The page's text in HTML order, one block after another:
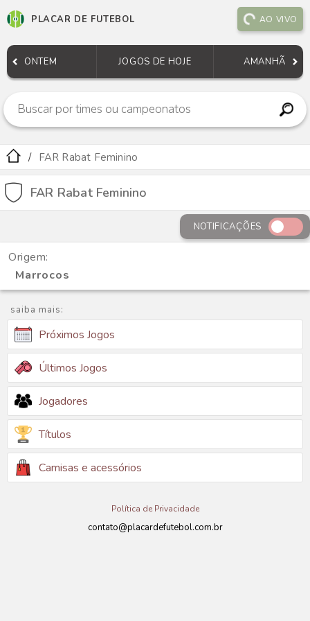
PLACAR DE FUTEBOL AO VIVO
ONTEM JOGOS DE HOJE AMANHÃ
FAR Rabat Feminino
FAR Rabat Feminino
NOTIFICAÇÕES
Origem:
Marrocos
saiba mais:
Próximos Jogos
Últimos Jogos
Jogadores
Títulos
Camisas e acessórios
Política de Privacidade
contato@placardefutebol.com.br